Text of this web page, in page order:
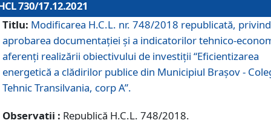
730/17.12.2021
Titlu: Modificarea H.C.L. nr. 748/2018 republicată, privind
aprobarea documentației și a indicatorilor tehnico-
aferenți realizării obiectivului de investiții “Eficientizarea
energetică a clădirilor publice din Municipiul Brașov -
Tehnic Transilvania, corp A”.
Observații : Republică H.C.L. 748/2018.